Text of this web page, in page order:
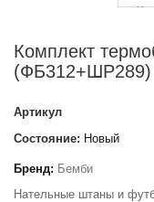
Комплект
(ФБ312+ШР289)
Артикул
Состояние: Новый
Бренд: Бемби
Нательные штаны и